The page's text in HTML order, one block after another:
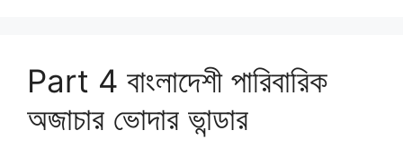
Part 4 বাংলাদেশী পারিবারিক
অজাচার ভোদার ভান্ডার